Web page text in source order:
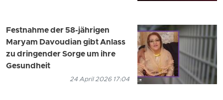
Festnahme der 58-jährigen
Maryam Davoudian gibt Anlass
zu dringender Sorge um ihre
Gesundheit
24 April 2026 17:04